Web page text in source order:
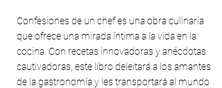
Confesiones de un chef es una obra culinaria
que ofrece una mirada íntima a la vida en la
cocina. Con recetas innovadoras y anécdotas
cautivadoras, este libro deleitará a los amantes
de la gastronomía y les transportará al mundo